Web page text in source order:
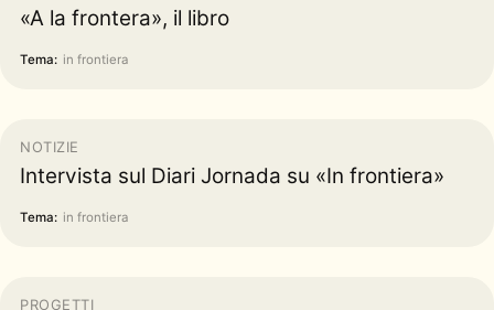
«A la frontera», il libro
Tema: in frontiera
NOTIZIE
Intervista sul Diari Jornada su «In frontiera»
Tema: in frontiera
PROGETTI